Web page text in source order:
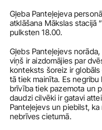
Gļeba Panteļejeva
atklāšana Mākslas stacijā
pulksten 18.00.
Gļebs Panteļejevs
viņš ir aizdomājies par
konteksts šoreiz ir
tā tiek mainīta. Es
brīvība tiek pazemota un
daudzi cilvēki ir gatavi
Panteļejevs un piebilst,
nebrīves cietumā.